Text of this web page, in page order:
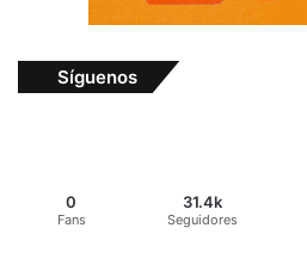
Síguenos
0
Fans
31.4k
Seguidores